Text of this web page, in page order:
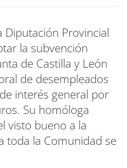
Diputación Provincial
la subvención
de Castilla y León
de desempleados
interés general por
Su homóloga
visto bueno a la
toda la Comunidad se